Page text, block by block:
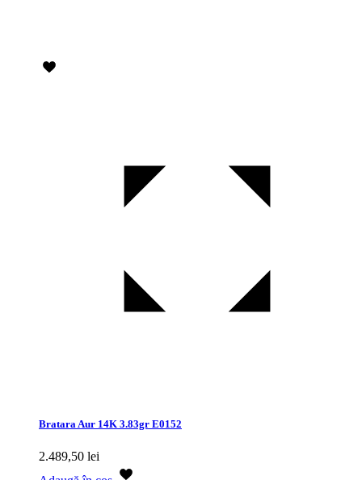
Bratara Aur 14K 3.83gr E0152
2.489,50 lei